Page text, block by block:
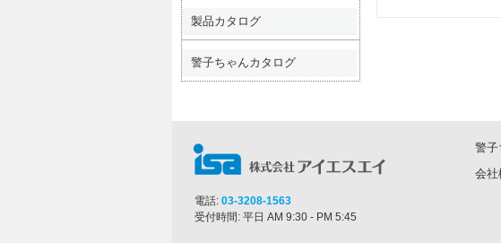
製品カタログ
警子ちゃんカタログ
電話: 03-3208-1563
受付時間: 平日 AM 9:30 - PM 5:45
警子
会社